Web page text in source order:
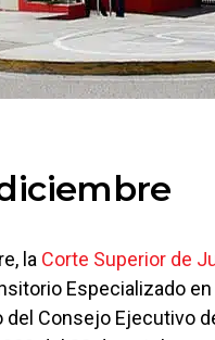
la Corte Superior de
Especializado
Consejo Ejecutivo